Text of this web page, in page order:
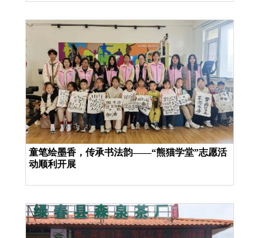
童笔绘墨香，传承书法韵——“熊猫学堂”志愿活
动顺利开展